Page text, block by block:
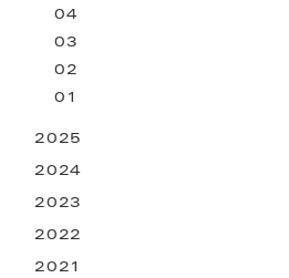
04
03
02
01
2025
2024
2023
2022
2021